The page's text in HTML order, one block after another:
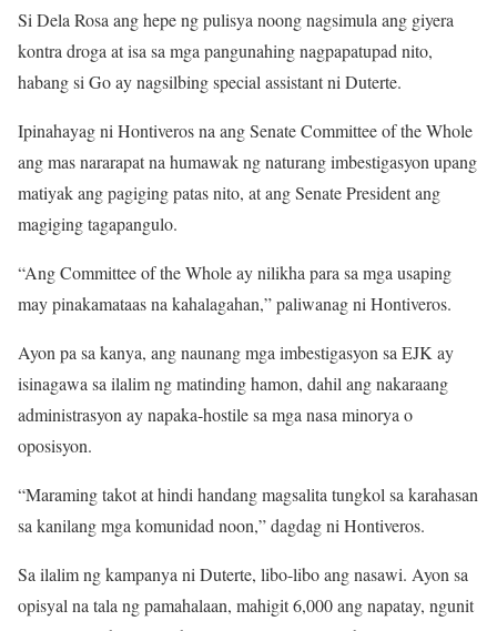
Si Dela Rosa ang hepe ng pulisya noong nagsimula ang giyera
kontra droga at isa sa mga pangunahing nagpapatupad nito,
habang si Go ay nagsilbing special assistant ni Duterte.
Ipinahayag ni Hontiveros na ang Senate Committee of the Whole
ang mas nararapat na humawak ng naturang imbestigasyon upang
matiyak ang pagiging patas nito, at ang Senate President ang
magiging tagapangulo.
“Ang Committee of the Whole ay nilikha para sa mga usaping
may pinakamataas na kahalagahan,” paliwanag ni Hontiveros.
Ayon pa sa kanya, ang naunang mga imbestigasyon sa EJK ay
isinagawa sa ilalim ng matinding hamon, dahil ang nakaraang
administrasyon ay napaka-hostile sa mga nasa minorya o
oposisyon.
“Maraming takot at hindi handang magsalita tungkol sa karahasan
sa kanilang mga komunidad noon,” dagdag ni Hontiveros.
Sa ilalim ng kampanya ni Duterte, libo-libo ang nasawi. Ayon sa
opisyal na tala ng pamahalaan, mahigit 6,000 ang napatay, ngunit